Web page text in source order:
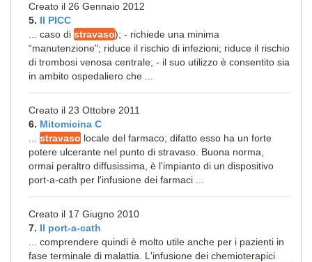
Creato il 26 Gennaio 2012
5. Il PICC
... caso di stravaso); - richiede una minima
“manutenzione"; riduce il rischio di infezioni; riduce il rischio
di trombosi venosa centrale; - il suo utilizzo è consentito sia
in ambito ospedaliero che ...
Creato il 23 Ottobre 2011
6. Mitomicina C
stravaso locale del farmaco; difatto esso ha un forte
potere ulcerante nel punto di stravaso. Buona norma,
ormai peraltro diffusissima, è l'impianto di un dispositivo
port-a-cath per l'infusione dei farmaci ...
Creato il 17 Giugno 2010
7. Il port-a-cath
... comprendere quindi è molto utile anche per i pazienti in
fase terminale di malattia. L'infusione dei chemioterapici